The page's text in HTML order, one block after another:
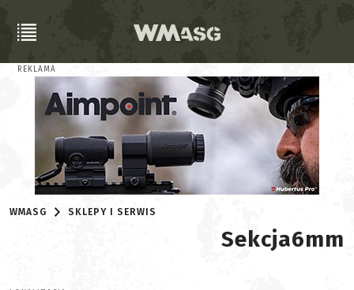
REKLAMA
WMASG SKLEPY I SERWIS
Sekcja6mm